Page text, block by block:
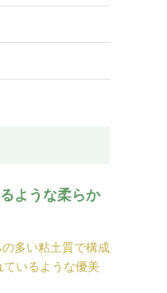
ような柔らか
多い粘土質で構成
いるような優美